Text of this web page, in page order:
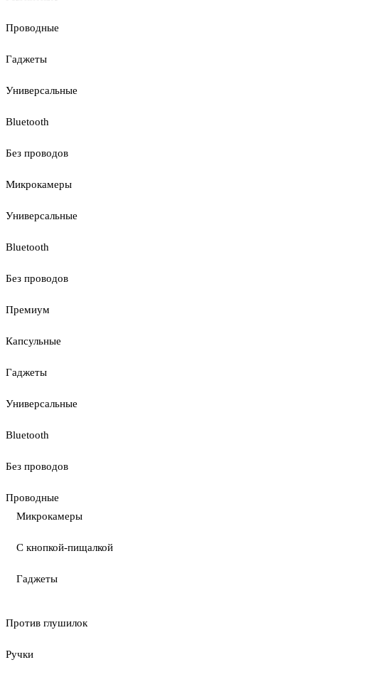
Проводные
Гаджеты
Универсальные
Bluetooth
Без проводов
Микрокамеры
Универсальные
Bluetooth
Без проводов
Премиум
Капсульные
Гаджеты
Универсальные
Bluetooth
Без проводов
Проводные
Микрокамеры
С кнопкой-пищалкой
Гаджеты
Против глушилок
Ручки